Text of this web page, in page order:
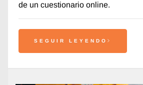
de un cuestionario online.
SEGUIR LEYENDO